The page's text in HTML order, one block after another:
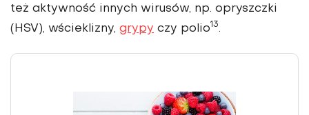
też aktyw­ność innych wirusów, np. opryszczki
(HSV), wścieklizny, grypy czy polio13.